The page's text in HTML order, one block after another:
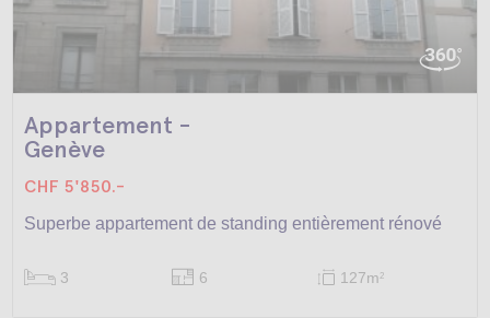
Appartement -
Genève
CHF 5'850.-
Superbe appartement de standing entièrement rénové
3 6 127m2